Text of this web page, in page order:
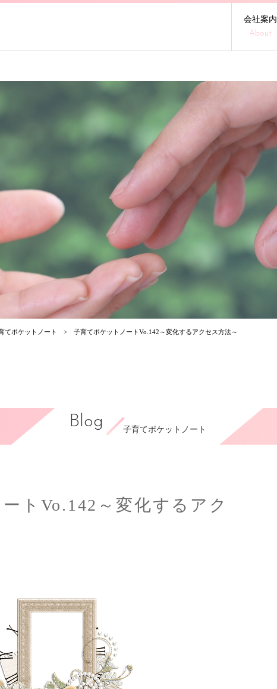
会社案内
About
てポケットノート 子育てポケットノートVo.142～変化するアクセス方法～
Blog 子育てポケットノート
トVo.142～変化するアク